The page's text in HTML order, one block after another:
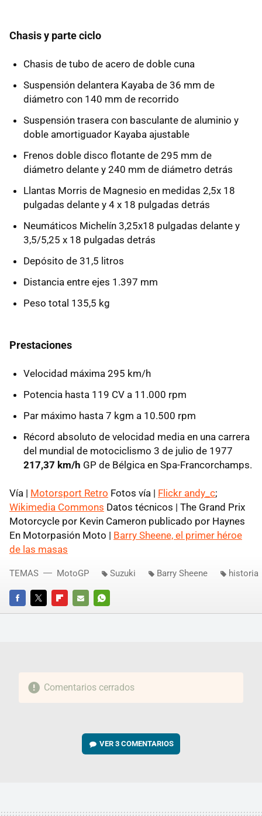
Chasis y parte ciclo
Chasis de tubo de acero de doble cuna
Suspensión delantera Kayaba de 36 mm de
diámetro con 140 mm de recorrido
Suspensión trasera con basculante de aluminio y
doble amortiguador Kayaba ajustable
Frenos doble disco flotante de 295 mm de
diámetro delante y 240 mm de diámetro detrás
Llantas Morris de Magnesio en medidas 2,5x 18
pulgadas delante y 4 x 18 pulgadas detrás
Neumáticos Michelín 3,25x18 pulgadas delante y
3,5/5,25 x 18 pulgadas detrás
Depósito de 31,5 litros
Distancia entre ejes 1.397 mm
Peso total 135,5 kg
Prestaciones
Velocidad máxima 295 km/h
Potencia hasta 119 CV a 11.000 rpm
Par máximo hasta 7 kgm a 10.500 rpm
Récord absoluto de velocidad media en una carrera
del mundial de motociclismo 3 de julio de 1977
217,37 km/h GP de Bélgica en Spa-Francorchamps.
Vía | Motorsport Retro Fotos vía | Flickr andy_c;
Wikimedia Commons Datos técnicos | The Grand Prix
Motorcycle por Kevin Cameron publicado por Haynes
En Motorpasión Moto | Barry Sheene, el primer héroe
de las masas
FACEBOOKTWITTERFLIPBOARD
E-
WHATSAPP
TEMAS MotoGP Suzuki Barry Sheene historia
Comentarios cerrados
VER3 COMENTARIOS